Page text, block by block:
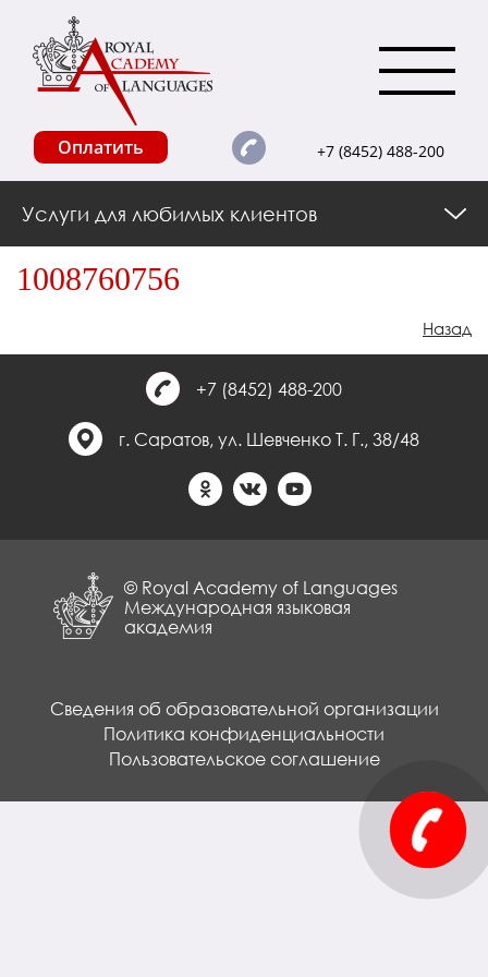
Оплатить +7 (8452) 488-200
Услуги для любимых клиентов
1008760756
Назад
+7 (8452) 488-200
г. Саратов, ул. Шевченко Т. Г., 38/48
© Royal Academy of Languages
Международная языковая
академия
Сведения об образовательной организации
Политика конфиденциальности
Пользовательское соглашение